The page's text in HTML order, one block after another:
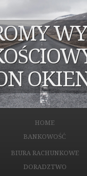
HOME
BANKOWOŚĆ
BIURA RACHUNKOWE
DORADZTWO